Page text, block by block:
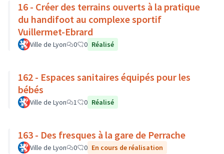
16 - Créer des terrains ouverts à la pratique
du handifoot au complexe sportif
Vuillermet-Ebrard
Ville de Lyon 0 0 Réalisé
162 - Espaces sanitaires équipés pour les
bébés
Ville de Lyon 1 0 Réalisé
163 - Des fresques à la gare de Perrache
Ville de Lyon 0 0 En cours de réalisation